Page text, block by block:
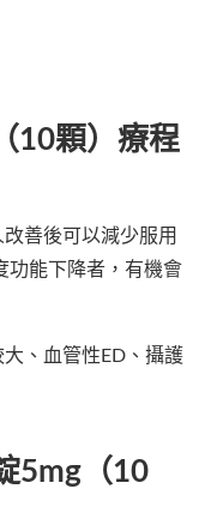
10顆）療程
善後可以減少服用
功能下降者，有機會
、血管性ED、攝護
5mg（10